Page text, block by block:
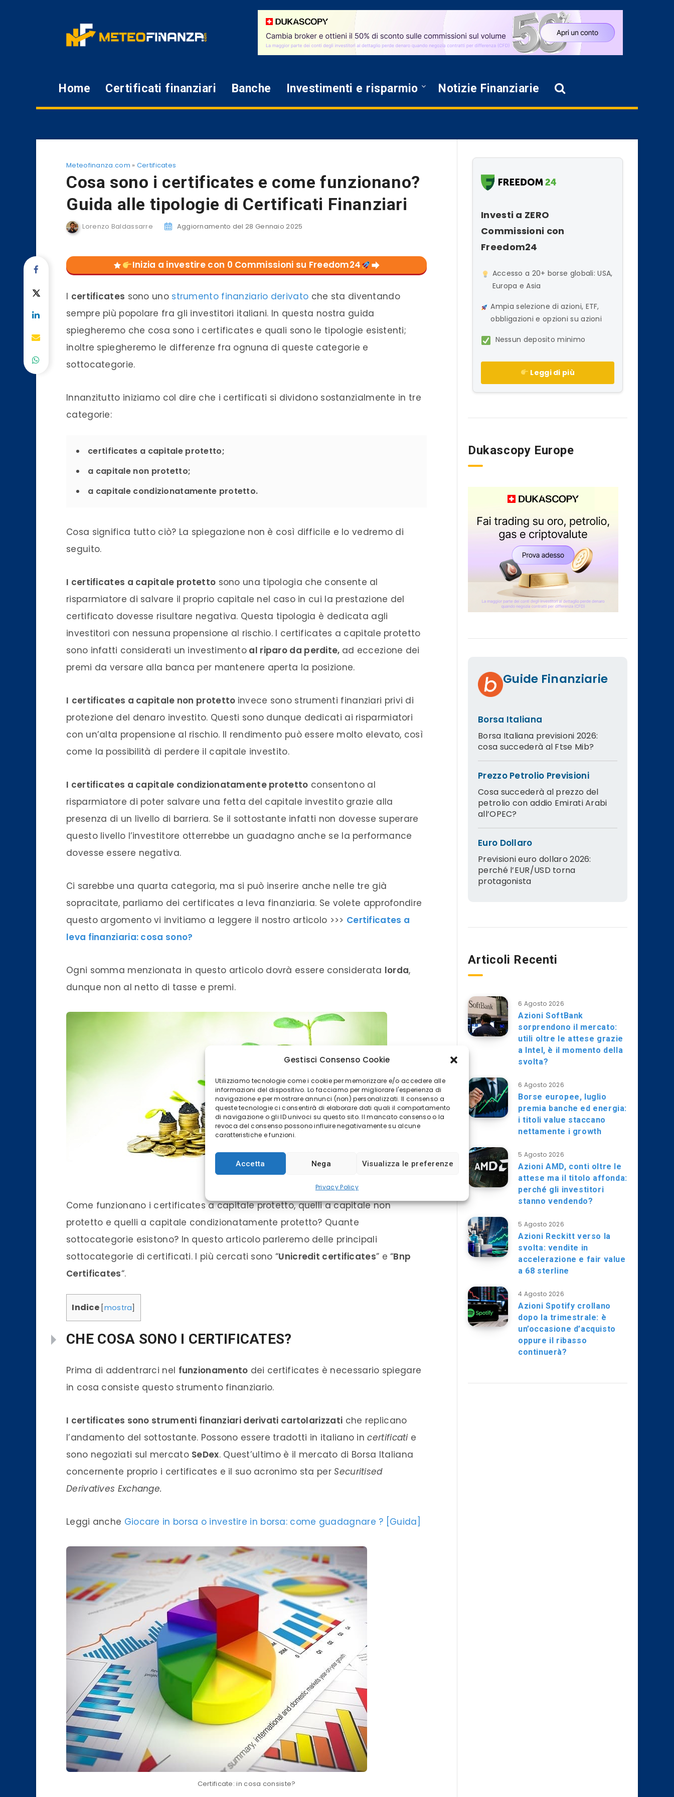
Gestisci Consenso Cookie
Utilizziamo tecnologie come i cookie per memorizzare e/o accedere alle
informazioni del dispositivo. Lo facciamo per migliorare l'esperienza di
navigazione e per mostrare annunci (non) personalizzati. Il consenso a
queste tecnologie ci consentirà di elaborare dati quali il comportamento
di navigazione o gli ID univoci su questo sito. Il mancato consenso o la
revoca del consenso possono influire negativamente su alcune
caratteristiche e funzioni.
Accetta Nega Visualizza le preferenze
Privacy Policy
Home Certificati finanziari Banche Investimenti e risparmio Notizie Finanziarie
Meteofinanza.com » Certificates
Cosa sono i certificates e come funzionano?
Guida alle tipologie di Certificati Finanziari
Lorenzo Baldassarre Aggiornamento del 28 Gennaio 2025
Inizia a investire con 0 Commissioni su Freedom24
I certificates sono uno strumento finanziario derivato che sta diventando
sempre più popolare fra gli investitori italiani. In questa nostra guida
spiegheremo che cosa sono i certificates e quali sono le tipologie esistenti;
inoltre spiegheremo le differenze fra ognuna di queste categorie e
sottocategorie.
Innanzitutto iniziamo col dire che i certificati si dividono sostanzialmente in tre
categorie:
certificates a capitale protetto;
a capitale non protetto;
a capitale condizionatamente protetto.
Cosa significa tutto ciò? La spiegazione non è così difficile e lo vedremo di
seguito.
I certificates a capitale protetto sono una tipologia che consente al
risparmiatore di salvare il proprio capitale nel caso in cui la prestazione del
certificato dovesse risultare negativa. Questa tipologia è dedicata agli
investitori con nessuna propensione al rischio. I certificates a capitale protetto
sono infatti considerati un investimento al riparo da perdite, ad eccezione dei
premi da versare alla banca per mantenere aperta la posizione.
I certificates a capitale non protetto invece sono strumenti finanziari privi di
protezione del denaro investito. Questi sono dunque dedicati ai risparmiatori
con un’alta propensione al rischio. Il rendimento può essere molto elevato, così
come la possibilità di perdere il capitale investito.
I certificates a capitale condizionatamente protetto consentono al
risparmiatore di poter salvare una fetta del capitale investito grazie alla
presenza di un livello di barriera. Se il sottostante infatti non dovesse superare
questo livello l’investitore otterrebbe un guadagno anche se la performance
dovesse essere negativa.
Ci sarebbe una quarta categoria, ma si può inserire anche nelle tre già
sopracitate, parliamo dei certificates a leva finanziaria. Se volete approfondire
questo argomento vi invitiamo a leggere il nostro articolo >>> Certificates a
leva finanziaria: cosa sono?
Ogni somma menzionata in questo articolo dovrà essere considerata lorda,
dunque non al netto di tasse e premi.
Certificates: cosa sono?
Come funzionano i certificates a capitale protetto, quelli a capitale non
protetto e quelli a capitale condizionatamente protetto? Quante
sottocategorie esistono? In questo articolo parleremo delle principali
sottocategorie di certificati. I più cercati sono “Unicredit certificates” e “Bnp
Certificates“.
Indice [mostra
CHE COSA SONO I CERTIFICATES?
Prima di addentrarci nel funzionamento dei certificates è necessario spiegare
in cosa consiste questo strumento finanziario.
I certificates sono strumenti finanziari derivati cartolarizzati che replicano
l’andamento del sottostante. Possono essere tradotti in italiano incertificatie
sono negoziati sul mercato SeDex. Quest’ultimo è il mercato di Borsa Italiana
concernente proprio i certificates e il suo acronimo sta perSecuritised
Derivatives Exchange.
Leggi anche Giocare in borsa o investire in borsa: come guadagnare ? [Guida]
Certificate: in cosa consiste?
Investi a ZERO
Commissioni con
Freedom24
Accesso a 20+ borse globali: USA,
Europa e Asia
Ampia selezione di azioni, ETF,
obbligazioni e opzioni su azioni
Nessun deposito minimo
Leggi di più
Dukascopy Europe
Guide Finanziarie
Borsa Italiana
Borsa Italiana previsioni 2026:
cosa succederà al Ftse Mib?
Prezzo Petrolio Previsioni
Cosa succederà al prezzo del
petrolio con addio Emirati Arabi
all’OPEC?
Euro Dollaro
Previsioni euro dollaro 2026:
perché l’EUR/USD torna
protagonista
Articoli Recenti
6 Agosto 2026
Azioni SoftBank
sorprendono il mercato:
utili oltre le attese grazie
a Intel, è il momento della
svolta?
6 Agosto 2026
Borse europee, luglio
premia banche ed energia:
i titoli value staccano
nettamente i growth
5 Agosto 2026
Azioni AMD, conti oltre le
attese ma il titolo affonda:
perché gli investitori
stanno vendendo?
5 Agosto 2026
Azioni Reckitt verso la
svolta: vendite in
accelerazione e fair value
a 68 sterline
4 Agosto 2026
Azioni Spotify crollano
dopo la trimestrale: è
un’occasione d’acquisto
oppure il ribasso
continuerà?